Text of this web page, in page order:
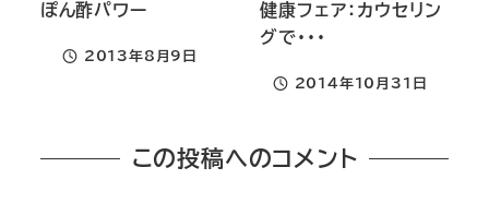
ぽん酢パワー
投稿日
2013年8月9日
健康フェア：カウセリン
グで・・・
投稿日
2014年10月31日
この投稿へのコメント